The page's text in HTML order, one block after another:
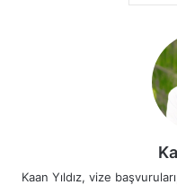
Kaan Yıldız, vize